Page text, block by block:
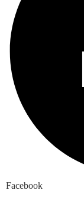
Facebook